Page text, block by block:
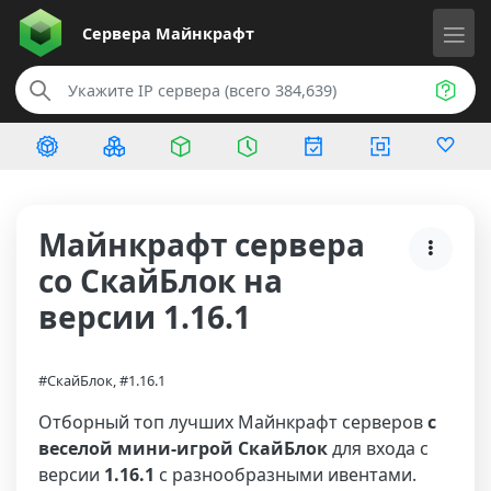
Сервера Майнкрафт
Майнкрафт сервера
со СкайБлок на
версии 1.16.1
#СкайБлок, #1.16.1
Отборный топ лучших Майнкрафт серверовс
веселой мини-игрой СкайБлокдля входа с
версии 1.16.1 с разнообразными ивентами.